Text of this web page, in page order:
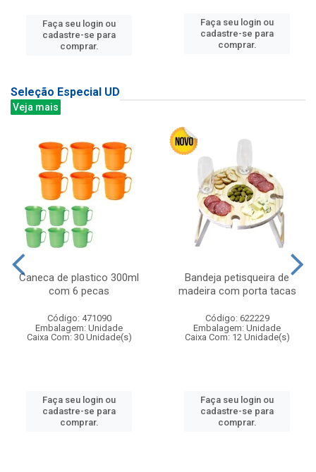
Faça seu login ou
cadastre-se para
comprar.
Faça seu login ou
cadastre-se para
comprar.
Seleção Especial UD
Veja mais
Caneca de plastico 300ml
com 6 pecas
Código: 471090
Embalagem: Unidade
Caixa Com: 30 Unidade(s)
Faça seu login ou
cadastre-se para
comprar.
Bandeja petisqueira de
madeira com porta tacas
Código: 622229
Embalagem: Unidade
Caixa Com: 12 Unidade(s)
Faça seu login ou
cadastre-se para
comprar.